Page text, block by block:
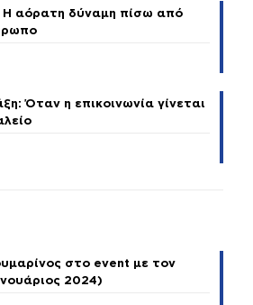
Η αόρατη δύναμη πίσω από
Όταν η επικοινωνία γίνεται
στο event με τον
2024)